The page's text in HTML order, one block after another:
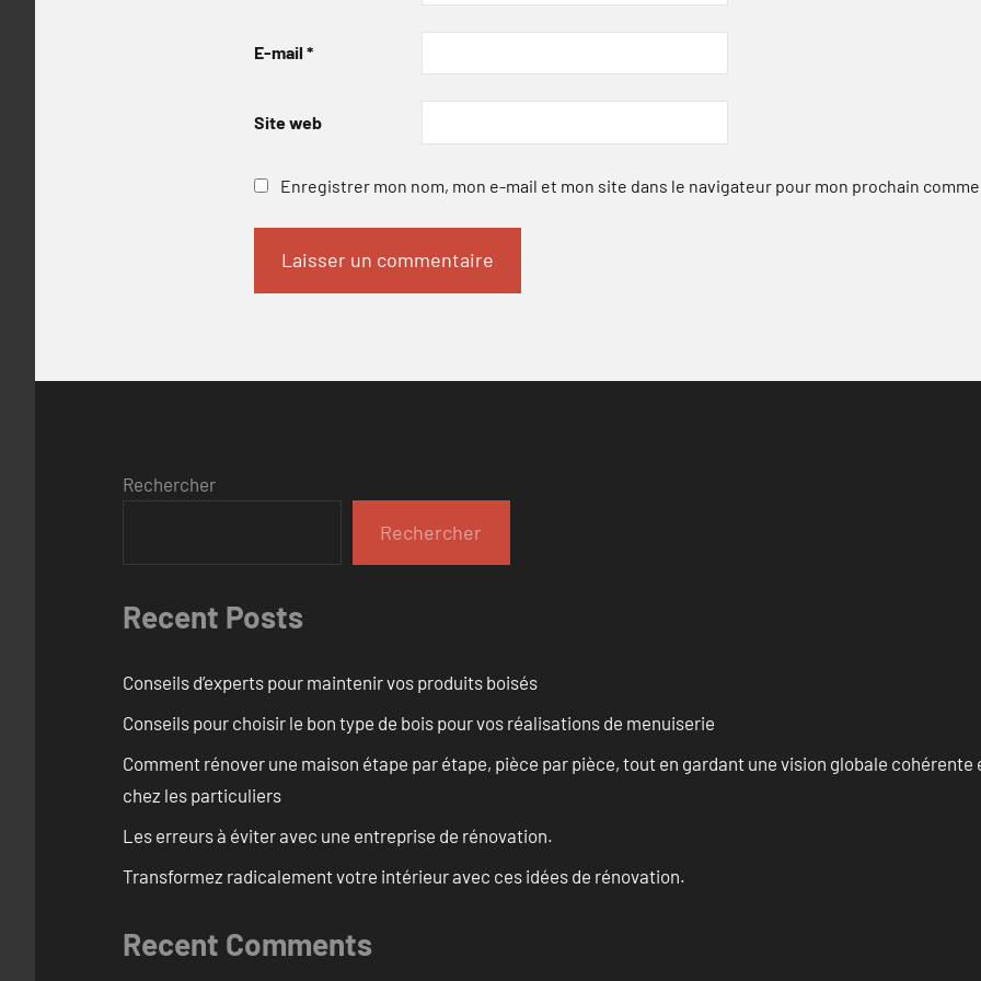
E-mail *
Site web
Enregistrer mon nom, mon e-mail et mon site dans le navigateur pour mon prochain
Rechercher
Rechercher
Recent Posts
Conseils d’experts pour maintenir vos produits boisés
Conseils pour choisir le bon type de bois pour vos réalisations de menuiserie
Comment rénover une maison étape par étape, pièce par pièce, tout en gardant une vision globale
chez les particuliers
Les erreurs à éviter avec une entreprise de rénovation.
Transformez radicalement votre intérieur avec ces idées de rénovation.
Recent Comments